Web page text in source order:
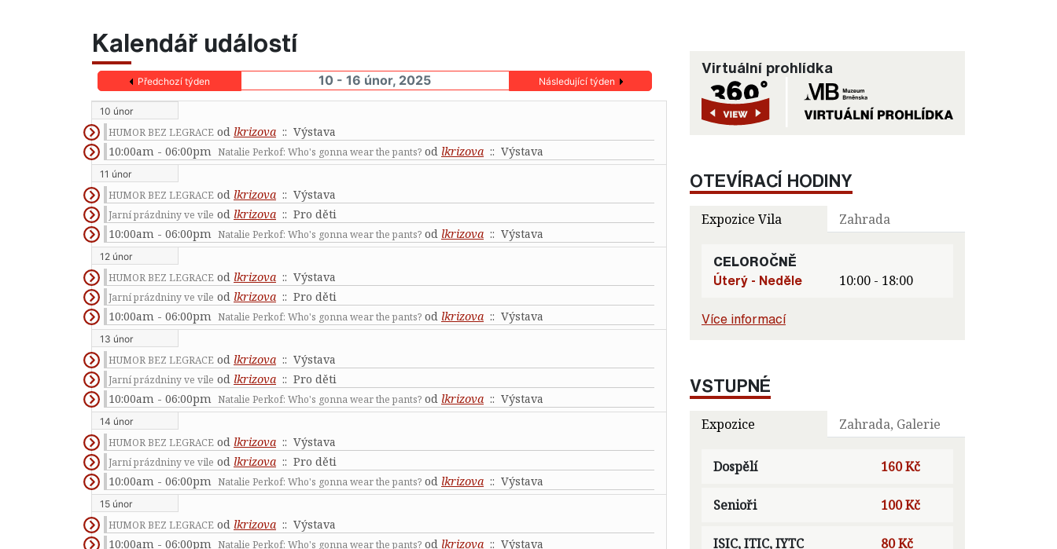
Kalendář událostí
Předchozí týden 10 - 16 únor, 2025 Následující týden
10 únor
HUMOR BEZ LEGRACE od lkrizova :: Výstava
10:00am - 06:00pm Natalie Perkof: Who's gonna wear the pants? od lkrizova :: Výstava
11 únor
HUMOR BEZ LEGRACE od lkrizova :: Výstava
Jarní prázdniny ve vile od lkrizova :: Pro děti
10:00am - 06:00pm Natalie Perkof: Who's gonna wear the pants? od lkrizova :: Výstava
12 únor
HUMOR BEZ LEGRACE od lkrizova :: Výstava
Jarní prázdniny ve vile od lkrizova :: Pro děti
10:00am - 06:00pm Natalie Perkof: Who's gonna wear the pants? od lkrizova :: Výstava
13 únor
HUMOR BEZ LEGRACE od lkrizova :: Výstava
Jarní prázdniny ve vile od lkrizova :: Pro děti
10:00am - 06:00pm Natalie Perkof: Who's gonna wear the pants? od lkrizova :: Výstava
14 únor
HUMOR BEZ LEGRACE od lkrizova :: Výstava
Jarní prázdniny ve vile od lkrizova :: Pro děti
10:00am - 06:00pm Natalie Perkof: Who's gonna wear the pants? od lkrizova :: Výstava
15 únor
HUMOR BEZ LEGRACE od lkrizova :: Výstava
10:00am - 06:00pm Natalie Perkof: Who's gonna wear the pants? od lkrizova :: Výstava
Virtuální prohlídka
OTEVÍRACÍ HODINY
Expozice Vila Zahrada
CELOROČNĚ
Úterý - Neděle
10:00 - 18:00
Více informací
VSTUPNÉ
Expozice Zahrada, Galerie
Dospělí 160 Kč
Senioři 100 Kč
ISIC, ITIC, IYTC 80 Kč